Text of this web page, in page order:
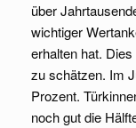
über
wichtiger
erhalten hat.
zu schätzen. Im
Prozent.
noch gut die